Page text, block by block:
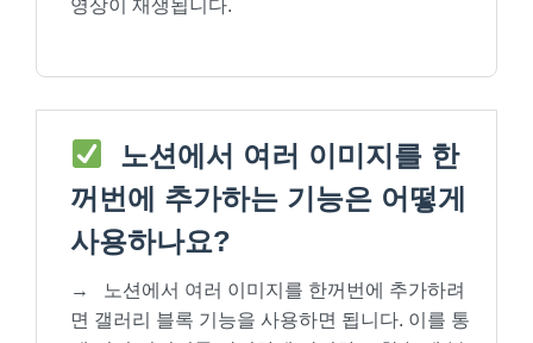
영상이 재생됩니다.
노션에서 여러 이미지를 한
꺼번에 추가하는 기능은 어떻게
사용하나요?
→
노션에서 여러 이미지를 한꺼번에 추가하려
면 갤러리 블록 기능을 사용하면 됩니다. 이를 통